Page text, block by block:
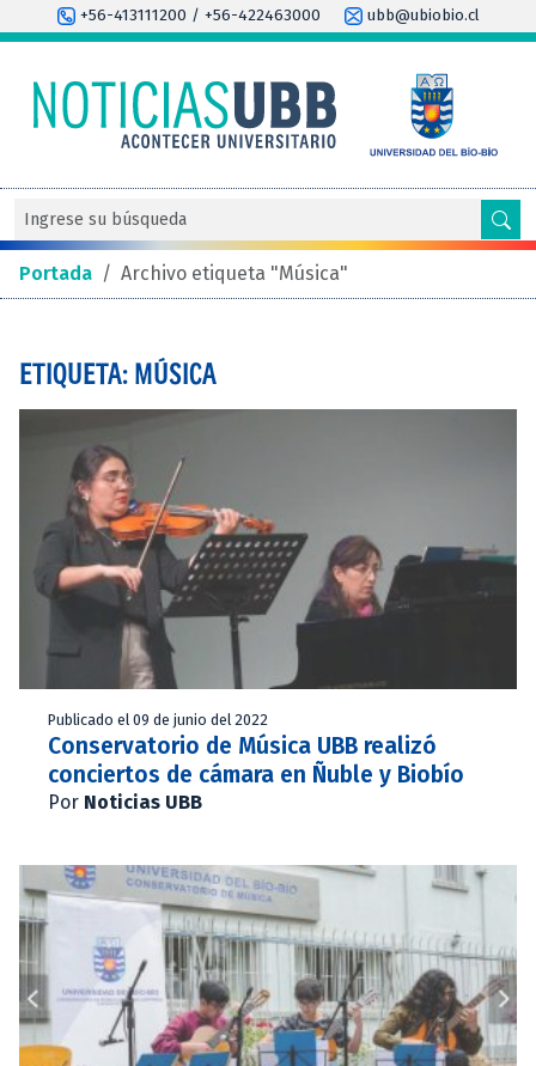
+56-413111200 / +56-422463000 ubb@ubiobio.cl
Portada / Archivo etiqueta "Música"
ETIQUETA: MÚSICA
Publicado el 09 de junio del 2022
Conservatorio de Música UBB realizó
conciertos de cámara en Ñuble y Biobío
Por Noticias UBB